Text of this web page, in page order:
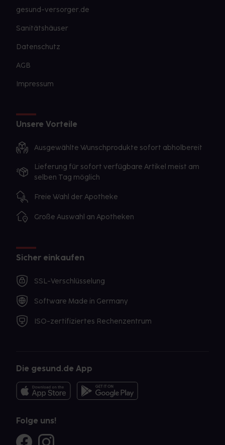
gesund-versorger.de
Sanitätshäuser
Datenschutz
AGB
Impressum
Unsere Vorteile
Ausgewählte Wunschprodukte sofort abholbereit
Lieferung für sofort verfügbare Artikel meist am
selben Tag möglich
Freie Wahl der Apotheke
Große Auswahl an Apotheken
Sicher einkaufen
SSL-Verschlüsselung
Software Made in Germany
ISO-zertifiziertes Rechenzentrum
Die gesund.de App
Folge uns!